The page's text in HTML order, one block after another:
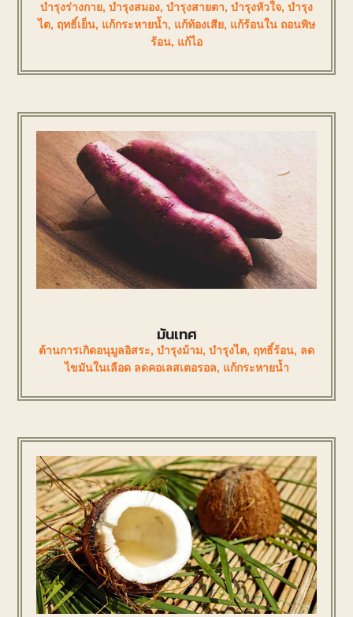
บำรุงร่างกาย, บำรุงสมอง, บำรุงสายตา, บำรุงหัวใจ, บำรุง
ไต, ฤทธิ์เย็น, แก้กระหายน้ำ, แก้ท้องเสีย, แก้ร้อนใน ถอนพิษ
ร้อน, แก้ไอ
มันเทศ
ต้านการเกิดอนุมูลอิสระ, บำรุงม้าม, บำรุงไต, ฤทธิ์ร้อน, ลด
ไขมันในเลือด ลดคอเลสเตอรอล, แก้กระหายน้ำ